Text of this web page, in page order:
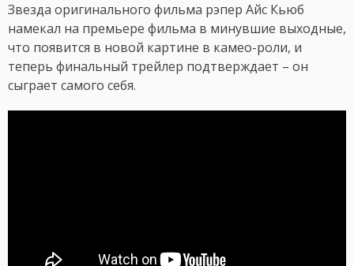
Звезда оригинального фильма рэпер Айс Кьюб
намекал на премьере фильма в минувшие выходные,
что появится в новой картине в камео-роли, и
теперь финальный трейлер подтверждает – он
сыграет самого себя.